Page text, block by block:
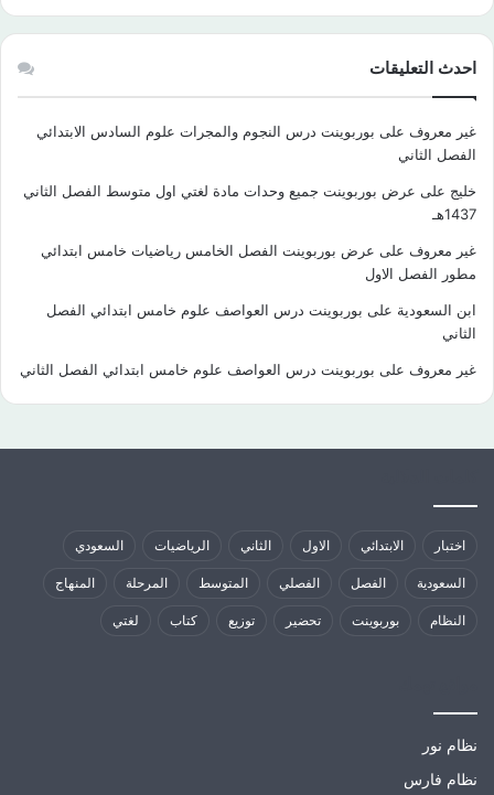
احدث التعليقات
غير معروف على بوربوينت درس النجوم والمجرات علوم السادس الابتدائي
الفصل الثاني
خليج على عرض بوربوينت جميع وحدات مادة لغتي اول متوسط الفصل الثاني
1437هـ
غير معروف على عرض بوربوينت الفصل الخامس رياضيات خامس ابتدائي
مطور الفصل الاول
ابن السعودية على بوربوينت درس العواصف علوم خامس ابتدائي الفصل
الثاني
غير معروف على بوربوينت درس العواصف علوم خامس ابتدائي الفصل الثاني
اختبار الابتدائي الاول الثاني الرياضيات السعودي
السعودية الفصل الفصلي المتوسط المرحلة المنهاج
النظام بوربوينت تحضير توزيع كتاب لغتي
نظام نور
نظام فارس